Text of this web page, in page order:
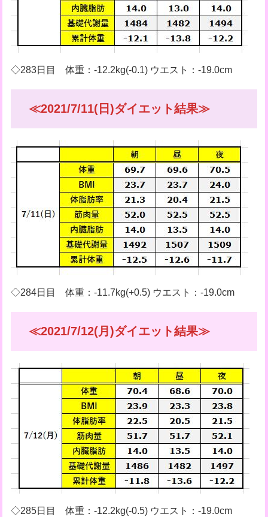
◇283日目 体重：-12.2kg(-0.1) ウエスト：-19.0cm
≪2021/7/11(日)ダイエット結果≫
◇284日目 体重：-11.7kg(+0.5) ウエスト：-19.0cm
≪2021/7/12(月)ダイエット結果≫
◇285日目 体重：-12.2kg(-0.5) ウエスト：-19.0cm